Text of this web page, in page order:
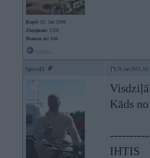
Kopš: 02. Jan 2008
Ziņojumi: 1338
Braucu ar: 848
Speed3 29. Jan 2012,
Kāds
IHTIS